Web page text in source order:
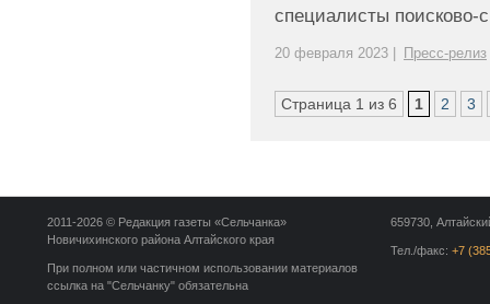
специалисты поисково-
20 февраля 2023 | Пресс-релиз
Страница 1 из 6 1 2 3
659730,
Тел./факс: +7
2011-2026 © Редакция газеты «Сельчанка»
Новичихинского района Алтайского края
При полном или частичном использовании материалов
ссылка на "Сельчанку" обязательна